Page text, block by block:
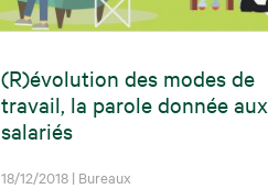
(R)évolution des modes de
travail, la parole donnée aux
salariés
18/12/2018| Bureaux